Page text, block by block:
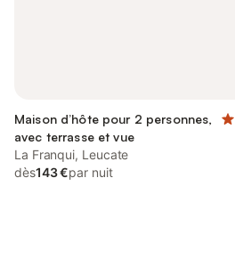
Maison d’hôte pour 2 personnes,
avec terrasse et vue
La Franqui, Leucate
dès143 €par nuit